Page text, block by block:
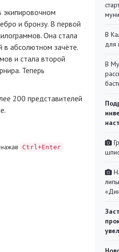
экипировочном
и бронзу. В первой
Она стала
в абсолютном зачёте.
и стала второй
Теперь
200 представителей
Ctrl+Enter
В
для
В